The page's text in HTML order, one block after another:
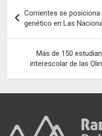
o
k
p
p
p
ar
tir
de
entradas
Corrientes se posiciona
genético en Las
Más de 150
interescolar de las